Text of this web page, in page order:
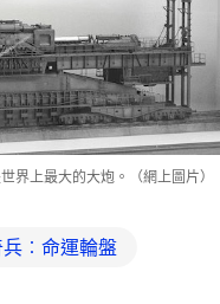
界上最大的大炮。（網上圖片）
︰命運輪盤